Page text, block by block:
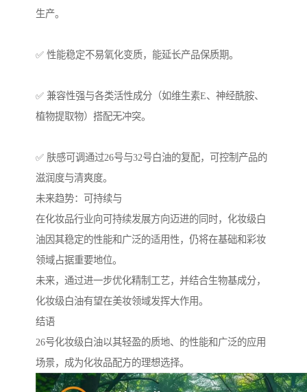
生产。
✅ 性能稳定不易氧化变质，能延长产品保质期。
✅ 兼容性强与各类活性成分（如维生素E、神经酰胺、
植物提取物）搭配无冲突。
✅ 肤感可调通过26号与32号白油的复配，可控制产品的
滋润度与清爽度。
未来趋势：可持续与
在化妆品行业向可持续发展方向迈进的同时，化妆级白
油因其稳定的性能和广泛的适用性，仍将在基础和彩妆
领域占据重要地位。
未来，通过进一步优化精制工艺，并结合生物基成分，
化妆级白油有望在美妆领域发挥大作用。
结语
26号化妆级白油以其轻盈的质地、的性能和广泛的应用
场景，成为化妆品配方的理想选择。